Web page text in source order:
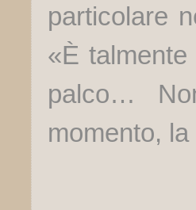
particolare
«È
palco…
momento,